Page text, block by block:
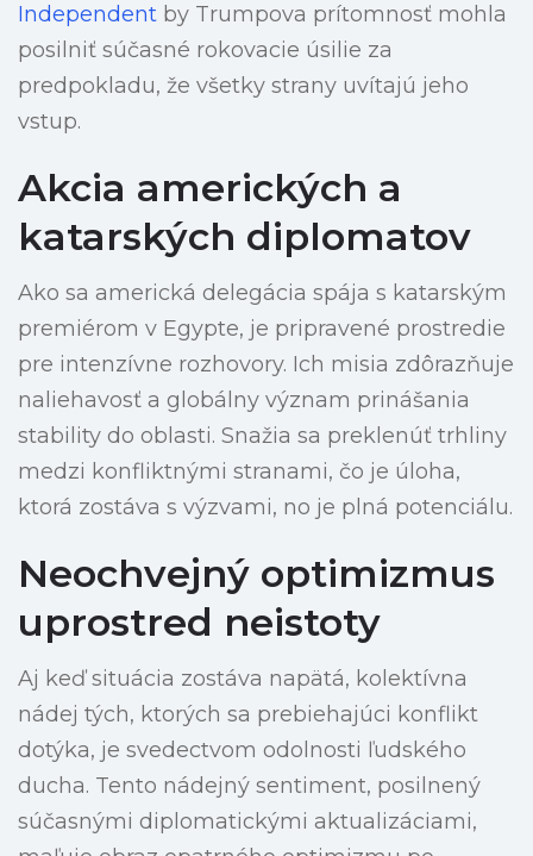
Independent by Trumpova prítomnosť mohla
posilniť súčasné rokovacie úsilie za
predpokladu, že všetky strany uvítajú jeho
vstup.
Akcia amerických a
katarských diplomatov
Ako sa americká delegácia spája s katarským
premiérom v Egypte, je pripravené prostredie
pre intenzívne rozhovory. Ich misia zdôrazňuje
naliehavosť a globálny význam prinášania
stability do oblasti. Snažia sa preklenúť trhliny
medzi konfliktnými stranami, čo je úloha,
ktorá zostáva s výzvami, no je plná potenciálu.
Neochvejný optimizmus
uprostred neistoty
Aj keď situácia zostáva napätá, kolektívna
nádej tých, ktorých sa prebiehajúci konflikt
dotýka, je svedectvom odolnosti ľudského
ducha. Tento nádejný sentiment, posilnený
súčasnými diplomatickými aktualizáciami,